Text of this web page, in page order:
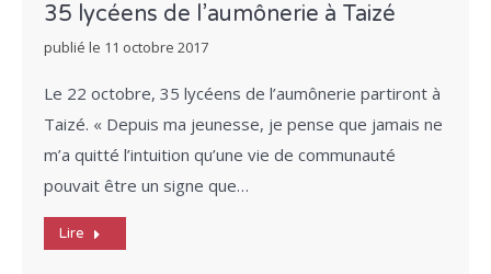
35 lycéens de l’aumônerie à Taizé
publié le 11 octobre 2017
Le 22 octobre, 35 lycéens de l’aumônerie partiront à
Taizé. « Depuis ma jeunesse, je pense que jamais ne
m’a quitté l’intuition qu’une vie de communauté
pouvait être un signe que…
Lire